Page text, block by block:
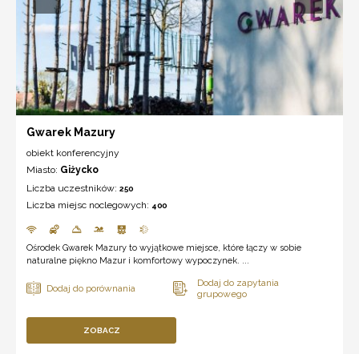
Gwarek Mazury
obiekt konferencyjny
Miasto: Giżycko
Liczba uczestników: 250
Liczba miejsc noclegowych: 400
Ośrodek Gwarek Mazury to wyjątkowe miejsce, które łączy w sobie
naturalne piękno Mazur i komfortowy wypoczynek. ...
ZOBACZ